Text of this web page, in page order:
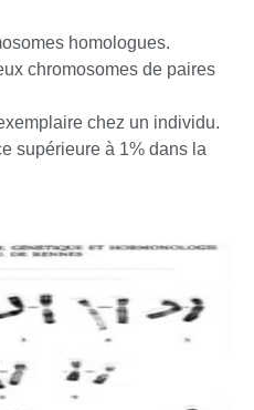
homologues.
chromosomes de paires
chez un individu.
supérieure à 1% dans la